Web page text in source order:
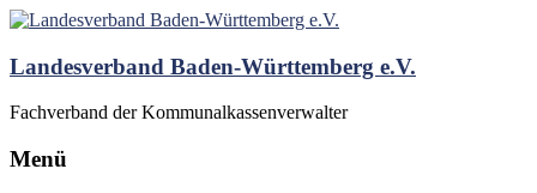
Landesverband Baden-Württemberg e.V.
Fachverband der Kommunalkassenverwalter
Menü